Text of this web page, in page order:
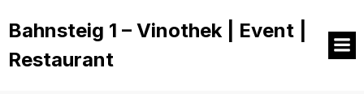
Bahnsteig 1 – Vinothek | Event |
Restaurant